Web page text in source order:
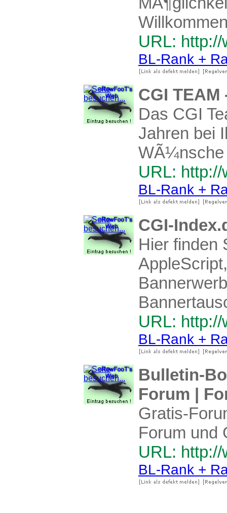
URL:
BL-Rank +
CGI TEAM
Das CGI
Jahren bei
WÃ¼nsche
URL:
BL-Rank +
CGI-
Hier finden
URL:
BL-Rank +
Bulletin-
Forum |
Gratis-
Forum und
URL:
BL-Rank +